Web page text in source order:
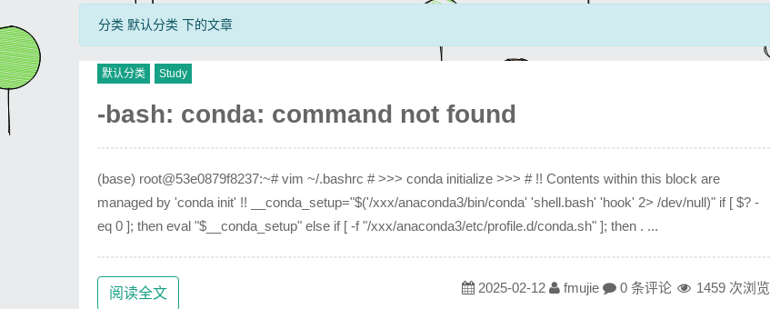
分类 默认分类 下的文章
默认分类 Study
-bash: conda: command not found
(base) root@53e0879f8237:~# vim ~/.bashrc # >>> conda initialize >>> # !! Contents within this block are
managed by 'conda init' !! __conda_setup="$('/xxx/anaconda3/bin/conda' 'shell.bash' 'hook' 2> /dev/null)" if [ $? -
eq 0 ]; then eval "$__conda_setup" else if [ -f "/xxx/anaconda3/etc/profile.d/conda.sh" ]; then . ...
阅读全文 2025-02-12 fmujie 0 条评论 1459 次浏览